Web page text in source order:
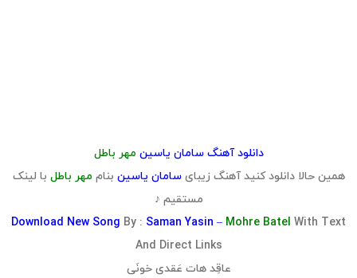
دانلود آهنگ سامان یاسین مهر باطل
همین حالا دانلود کنید آهنگ زیبایسامان یاسین بنام مهر باطل با لینک
مستقیم ♪
Download New Song By : Saman Yasin – Mohre Batel With Text
And Direct Links
عاقِد هات عَقدی خونَی